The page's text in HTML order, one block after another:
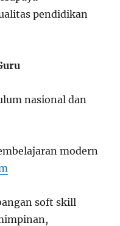
pendidikan
nasional dan
modern
soft skill